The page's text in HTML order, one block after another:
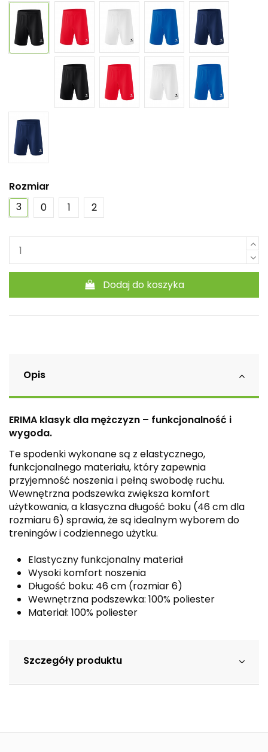
Rozmiar
3
0 1 2
Dodaj do koszyka
Opis
ERIMA klasyk dla mężczyzn – funkcjonalność i
wygoda.
Te spodenki wykonane są z elastycznego,
funkcjonalnego materiału, który zapewnia
przyjemność noszenia i pełną swobodę ruchu.
Wewnętrzna podszewka zwiększa komfort
użytkowania, a klasyczna długość boku (46 cm dla
rozmiaru 6) sprawia, że są idealnym wyborem do
treningów i codziennego użytku.
Elastyczny funkcjonalny materiał
Wysoki komfort noszenia
Długość boku: 46 cm (rozmiar 6)
Wewnętrzna podszewka: 100% poliester
Materiał: 100% poliester
Szczegóły produktu